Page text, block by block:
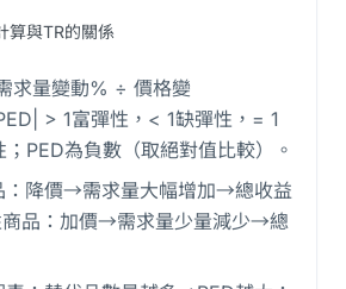
算與TR的關係
求量變動% ÷ 價格變
> 1富彈性，< 1缺彈性，= 1
；PED為負數（取絕對值比較）。
：降價→需求量大幅增加→總收益
品：加價→需求量少量減少→總